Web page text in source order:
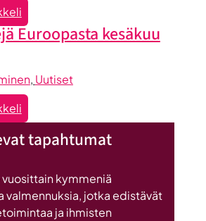
:
Seinäjoen
datakeskus
Britannnian
suurin
investointi
Euroopasta kesäkuu
, Uutiset
:
Myyntiliidejä
Euroopasta
2026
tapahtumat
kymmeniä
valmennuksia, jotka edistävät
ja ihmisten